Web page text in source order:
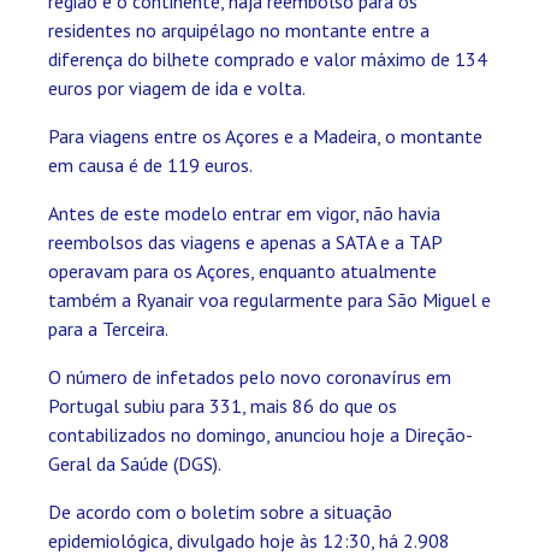
residentes no arquipélago no montante entre a
diferença do bilhete comprado e valor máximo de 134
euros por viagem de ida e volta.
Para viagens entre os Açores e a Madeira, o montante
em causa é de 119 euros.
Antes de este modelo entrar em vigor, não havia
reembolsos das viagens e apenas a SATA e a TAP
operavam para os Açores, enquanto atualmente
também a Ryanair voa regularmente para São Miguel e
para a Terceira.
O número de infetados pelo novo coronavírus em
Portugal subiu para 331, mais 86 do que os
contabilizados no domingo, anunciou hoje a Direção-
Geral da Saúde (DGS).
De acordo com o boletim sobre a situação
epidemiológica, divulgado hoje às 12:30, há 2.908